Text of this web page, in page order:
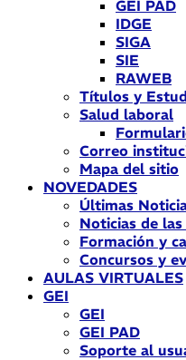
GEI PAD
IDGE
SIGA
SIE
RAWEB
Títulos y
Salud laboral
Correo
Mapa del sitio
NOVEDADES
Últimas
Noticias de las
Formación y
Concursos y
AULAS VIRTUALES
GEI
GEI
GEI PAD
Soporte al